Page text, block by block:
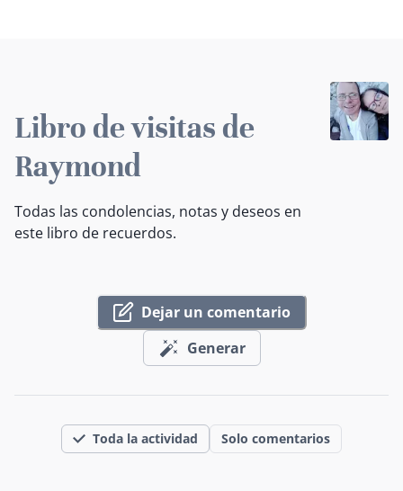
Libro de visitas de
Raymond
Todas las condolencias, notas y deseos en
este libro de recuerdos.
Dejar un comentario
Generar
Toda la actividad Solo comentarios